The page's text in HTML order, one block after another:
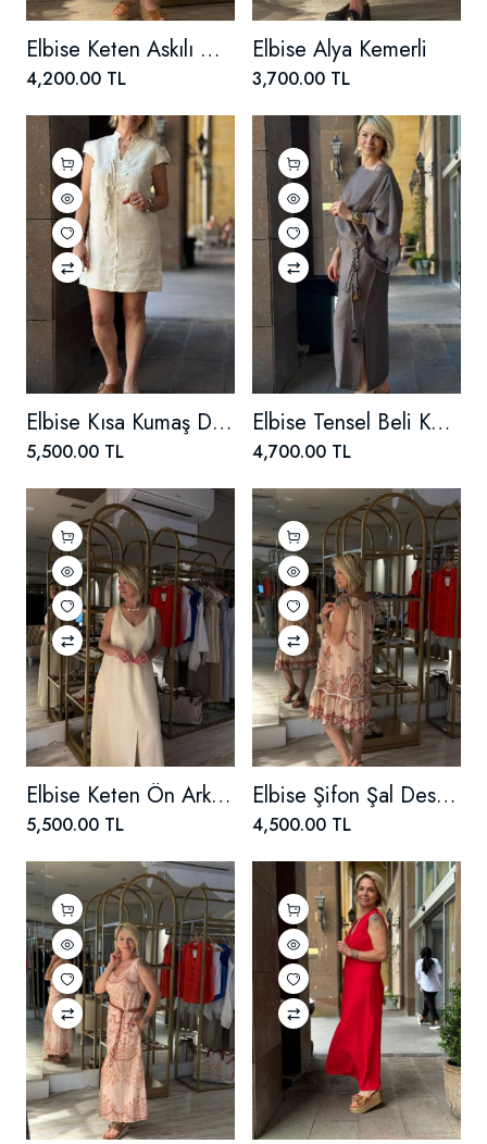
Elbise Keten Askılı Önü Yırtmaçlı
4,200.00 TL
Elbise Alya Kemerli
3,700.00 TL
Elbise Kısa Kumaş Düğmeli
5,500.00 TL
Elbise Tensel Beli Kemerli
4,700.00 TL
Elbise Keten Ön Arka V Yaka Kolyeli
5,500.00 TL
Elbise Şifon Şal Desen Halter Yaka
4,500.00 TL